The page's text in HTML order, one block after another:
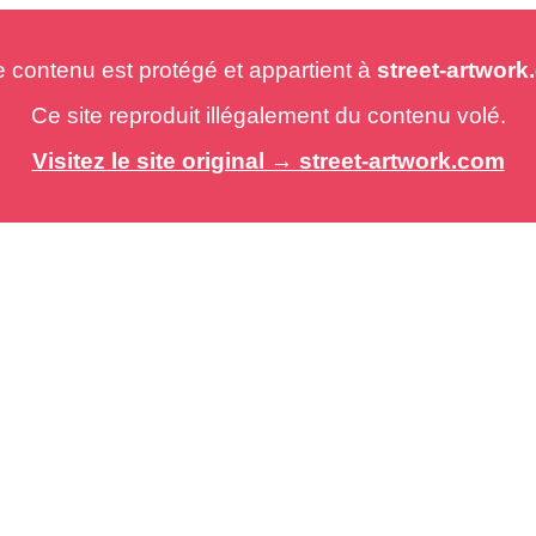
est protégé et appartient à street-
Ce site reproduit illégalement du contenu volé.
Visitez le site original → street-artwork.com